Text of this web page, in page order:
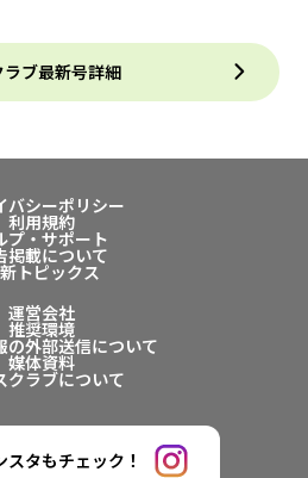
ラブ最新号詳細
バシーポリシー
利用規約
プ・サポート
掲載について
トピックス
運営会社
推奨環境
の外部送信について
媒体資料
クラブについて
タもチェック！